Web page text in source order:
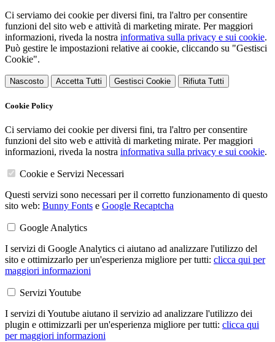
Ci serviamo dei cookie per diversi fini, tra l'altro per consentire
funzioni del sito web e attività di marketing mirate. Per maggiori
informazioni, riveda la nostra informativa sulla privacy e sui cookie.
Può gestire le impostazioni relative ai cookie, cliccando su "Gestisci
Cookie".
Nascosto Accetta Tutti Gestisci Cookie Rifiuta Tutti
Cookie Policy
Ci serviamo dei cookie per diversi fini, tra l'altro per consentire
funzioni del sito web e attività di marketing mirate. Per maggiori
informazioni, riveda la nostra informativa sulla privacy e sui cookie.
Cookie e Servizi Necessari
Questi servizi sono necessari per il corretto funzionamento di questo
sito web: Bunny Fonts e Google Recaptcha
Google Analytics
I servizi di Google Analytics ci aiutano ad analizzare l'utilizzo del
sito e ottimizzarlo per un'esperienza migliore per tutti: clicca qui per
maggiori informazioni
Servizi Youtube
I servizi di Youtube aiutano il servizio ad analizzare l'utilizzo dei
plugin e ottimizzarli per un'esperienza migliore per tutti: clicca qui
per maggiori informazioni